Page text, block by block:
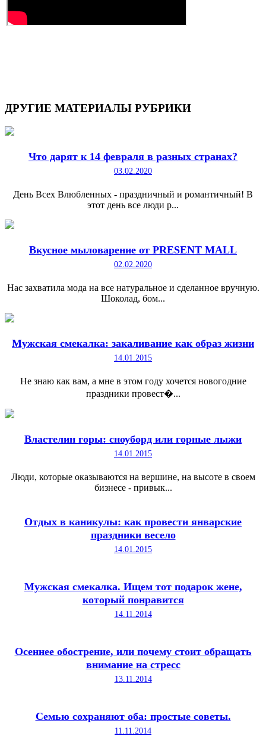
ДРУГИЕ МАТЕРИАЛЫ РУБРИКИ
Что дарят к 14 февраля в разных странах?
03.02.2020
День Всех Влюбленных - праздничный и романтичный! В
этот день все люди р...
Вкусное мыловарение от PRESENT MALL
02.02.2020
Нас захватила мода на все натуральное и сделанное вручную.
Шоколад, бом...
Мужская смекалка: закаливание как образ жизни
14.01.2015
Не знаю как вам, а мне в этом году хочется новогодние
праздники провест�...
Властелин горы: сноуборд или горные лыжи
14.01.2015
Люди, которые оказываются на вершине, на высоте в своем
бизнесе - привык...
Отдых в каникулы: как провести январские
праздники весело
14.01.2015
Мужская смекалка. Ищем тот подарок жене,
который понравится
14.11.2014
Осеннее обострение, или почему стоит обращать
внимание на стресс
13.11.2014
Семью сохраняют оба: простые советы.
11.11.2014